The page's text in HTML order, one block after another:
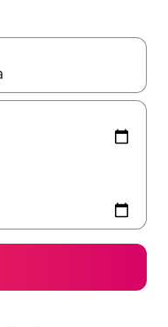
เพื่อสำรวจผลการค้นหา